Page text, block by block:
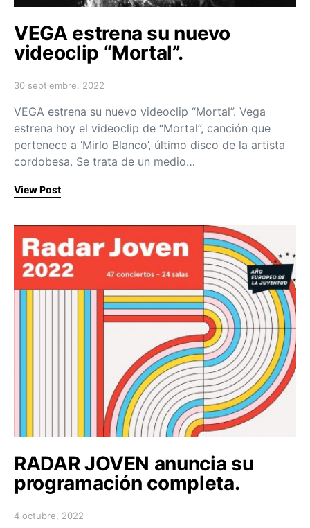
VEGA estrena su nuevo
videoclip “Mortal”.
Posted on
30 septiembre, 2022
VEGA estrena su nuevo videoclip “Mortal”. Vega
estrena hoy el videoclip de “Mortal”, canción que
pertenece a ‘Mirlo Blanco’, último disco de la artista
cordobesa. Se trata de un medio…
View Post
RADAR JOVEN anuncia su
programación completa.
Posted on
4 octubre, 2022